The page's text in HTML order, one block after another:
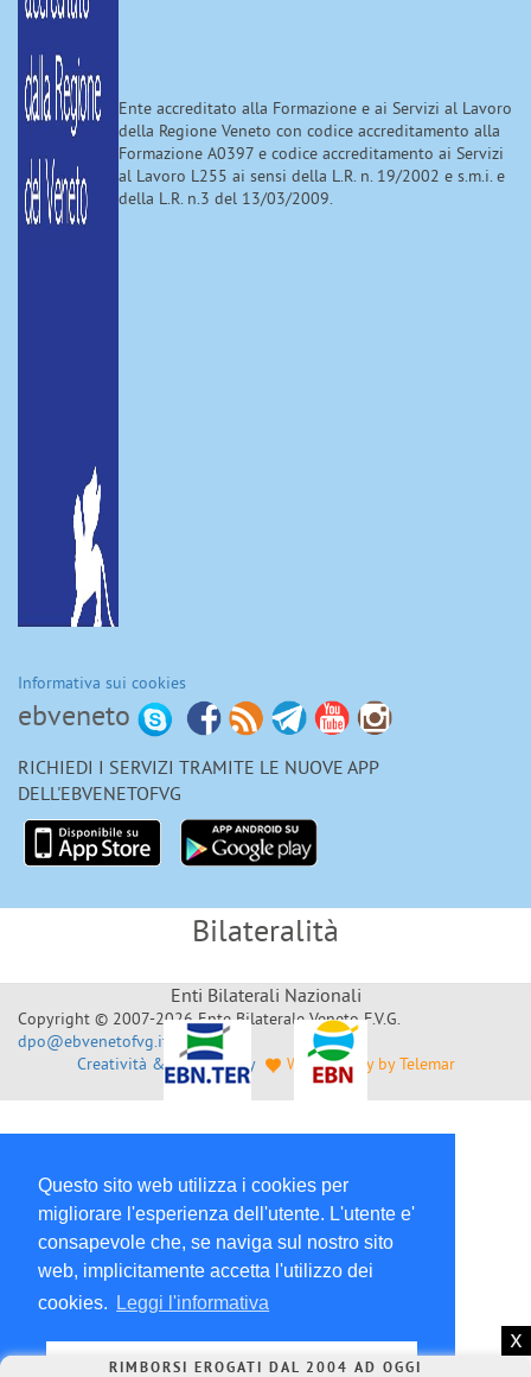
Questo sito web utilizza i cookies per
migliorare l'esperienza dell'utente. L'utente e'
consapevole che, se naviga sul nostro sito
web, implicitamente accetta l'utilizzo dei
cookies.
Leggi l'informativa
Chiudi
x
RIMBORSI EROGATI DAL 2004 AD OGGI
Ente accreditato alla Formazione e ai Servizi al Lavoro
della Regione Veneto con codice accreditamento alla
Formazione A0397 e codice accreditamento ai Servizi
al Lavoro L255 ai sensi della L.R. n. 19/2002 e s.m.i. e
della L.R. n.3 del 13/03/2009.
Informativa sui cookies
ebveneto
RICHIEDI I SERVIZI TRAMITE LE NUOVE APP
DELL'EBVENETOFVG
Bilateralità
Enti Bilaterali Nazionali
Copyright © 2007-2026 Ente Bilaterale Veneto F.V.G.
dpo@ebvenetofvg.it
Creatività & Sviluppo by
Web Agency by Telemar